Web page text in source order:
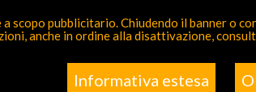
scopo pubblicitario. Chiudendo il banner o
anche in ordine alla disattivazione,
Informativa estesa